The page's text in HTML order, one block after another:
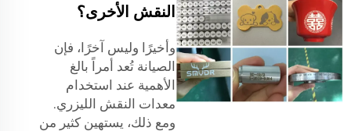
النقش الأخرى؟
وأخيرًا وليس آخرًا، فإن
الصيانة تُعد أمراً بالغ
الأهمية عند استخدام
معدات النقش الليزري.
ومع ذلك، يستهين كثير من